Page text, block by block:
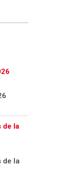
de la
de la